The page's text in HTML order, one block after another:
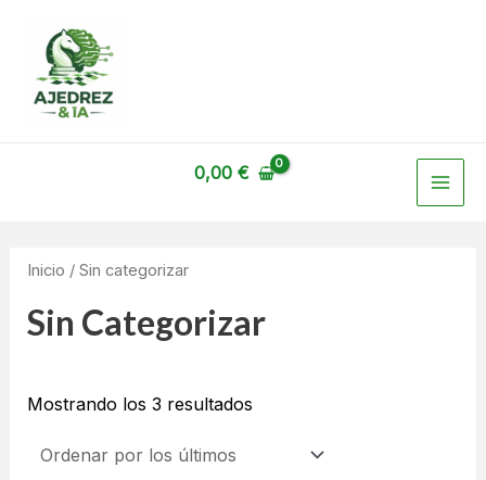
contenido
0,00 €
Inicio / Sin categorizar
Sin Categorizar
Mostrando los 3 resultados